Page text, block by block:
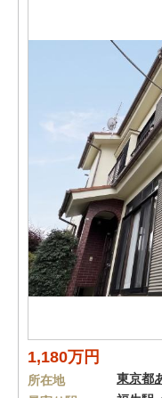
1,180万円
所在地 東京都